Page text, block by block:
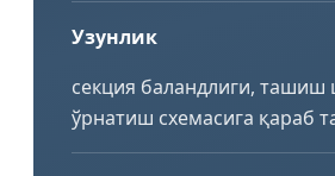
Узунлик
секция баландлиги, ташиш
ўрнатиш схемасига қараб